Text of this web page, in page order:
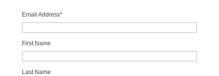
Email Address*
First Name
Last Name